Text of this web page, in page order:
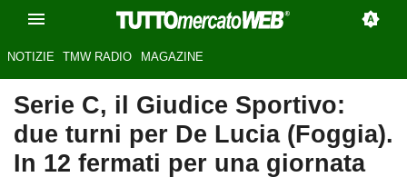
NOTIZIE TMW RADIO MAGAZINE
Serie C, il Giudice Sportivo:
due turni per De Lucia (Foggia).
In 12 fermati per una giornata